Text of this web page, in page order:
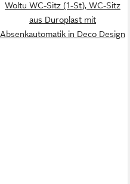
Woltu WC-Sitz (1-St), WC-Sitz
aus Duroplast mit
Absenkautomatik in Deco Design